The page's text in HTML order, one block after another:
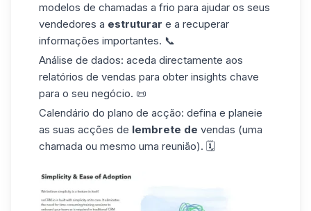
modelos de chamadas a frio para ajudar os seus
vendedores a estruturar e a recuperar
informações importantes. 📞
Análise de dados: aceda directamente aos
relatórios de vendas para obter insights chave
para o seu negócio. 📜
Calendário do plano de acção: defina e planeie
as suas acções de lembrete de vendas (uma
chamada ou mesmo uma reunião). 🗓️